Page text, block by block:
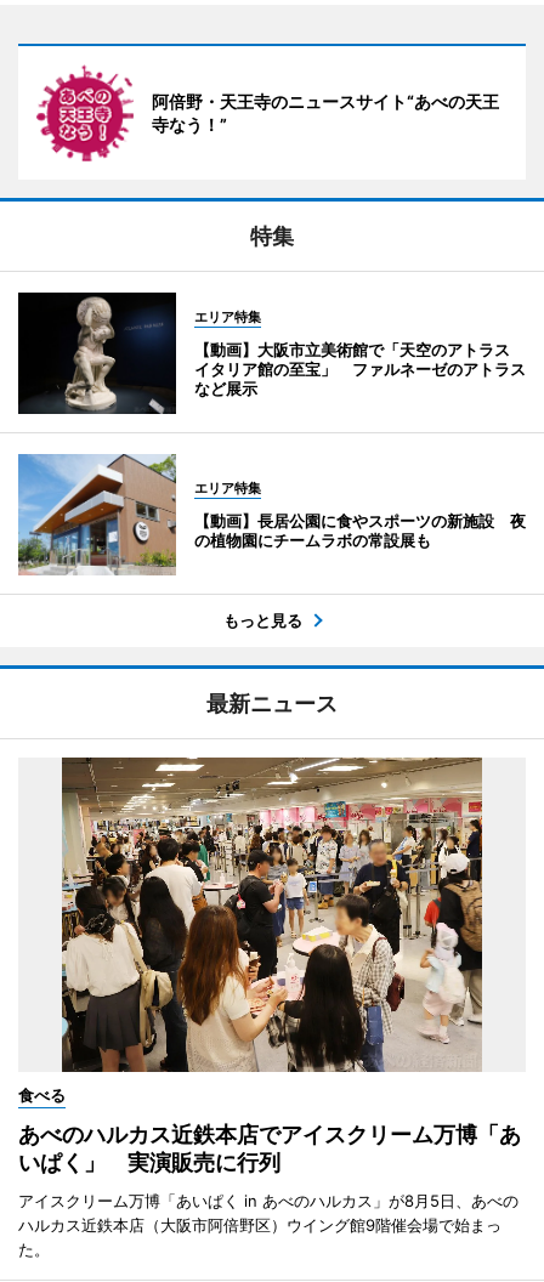
阿倍野・天王寺のニュースサイト“あべの天王
寺なう！”
特集
エリア特集
【動画】大阪市立美術館で「天空のアトラス
イタリア館の至宝」 ファルネーゼのアトラス
など展示
エリア特集
【動画】長居公園に食やスポーツの新施設 夜
の植物園にチームラボの常設展も
もっと見る
最新ニュース
食べる
あべのハルカス近鉄本店でアイスクリーム万博「あ
いぱく」 実演販売に行列
アイスクリーム万博「あいぱく in あべのハルカス」が8月5日、あべの
ハルカス近鉄本店（大阪市阿倍野区）ウイング館9階催会場で始まっ
た。